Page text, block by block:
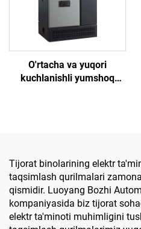
O'rtacha va yuqori
kuchlanishli yumshoq
Tijorat binolarining elektr
taqsimlash qurilmalari
qismidir. Luoyang Bozhi
kompaniyasida biz tijorat
elektr ta'minoti muhimligini